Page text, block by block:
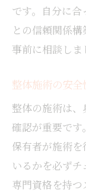
です。自分に
との信頼関係
事前に相談しま
整体施術の安
整体の施術は
確認が重要で
保有者が施術
いるかを必ず
専門資格を持